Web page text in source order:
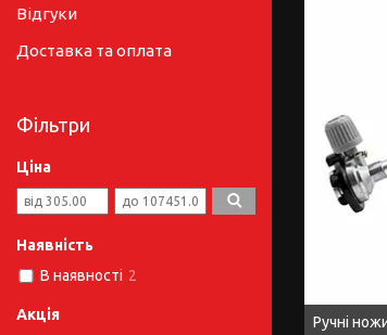
Ручні
Відгуки
Доставка та оплата
Фільтри
Ціна
Наявність
В наявності 2
Акція